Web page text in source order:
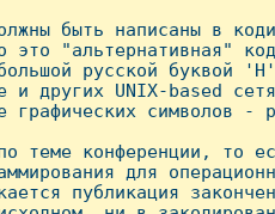
быть написаны в
это "альтернативная"
pусской буквой
и других UNIX-based
графических символов -
теме конференции, то
для
публикация